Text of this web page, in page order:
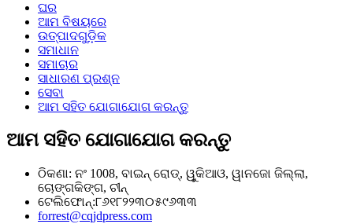
ଘର
ଆମ ବିଷୟରେ
ଉତ୍ପାଦଗୁଡ଼ିକ
ସମାଧାନ
ସମାଚାର
ସାଧାରଣ ପ୍ରଶ୍ନ
ସେବା
ଆମ ସହିତ ଯୋଗାଯୋଗ କରନ୍ତୁ
ଆମ ସହିତ ଯୋଗାଯୋଗ କରନ୍ତୁ
ଠିକଣା: ନଂ 1008, ବାଇନ୍ ରୋଡ୍, ୱୁକିଆଓ, ୱାନଜୋ ଜିଲ୍ଲା,
ଚୋଙ୍ଗକିଙ୍ଗ, ଚୀନ୍
ଟେଲିଫୋନ୍:୮୬୧୮୨୨୩୦୫୯୬୩୩
forrest@cqjdpress.com